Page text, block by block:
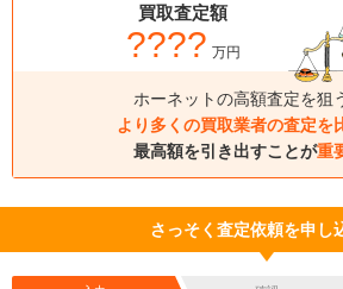
買取査定額
???? 万円
ホーネットの高額査定を狙
より多くの買取業者の査定を
最高額を引き出すことが重
さっそく査定依頼を申し